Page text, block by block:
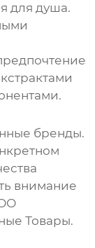
для душа.
бренды.
внимание
Товары.